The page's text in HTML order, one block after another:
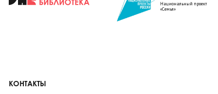
Национальный проект
«Семья»
КОНТАКТЫ